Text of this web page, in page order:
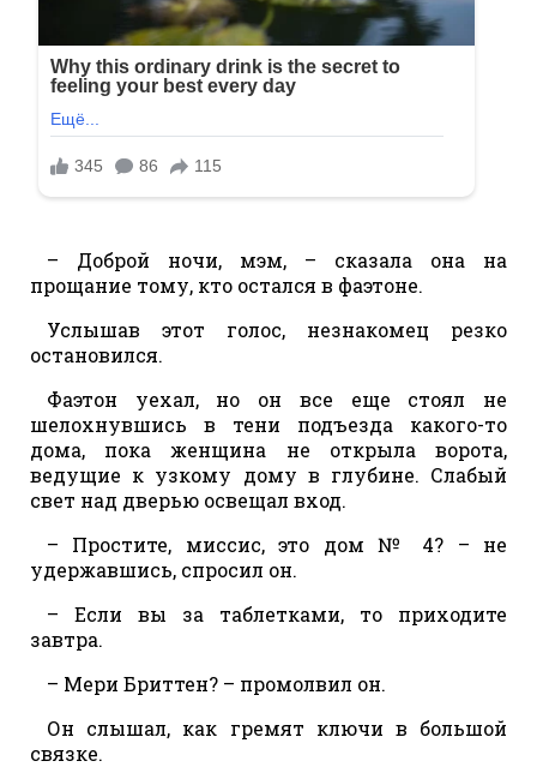
– Доброй ночи, мэм, – сказала она на
прощание тому, кто остался в фаэтоне.
Услышав этот голос, незнакомец резко
остановился.
Фаэтон уехал, но он все еще стоял не
шелохнувшись в тени подъезда какого-то
дома, пока женщина не открыла ворота,
ведущие к узкому дому в глубине. Слабый
свет над дверью освещал вход.
– Простите, миссис, это дом № 4? – не
удержавшись, спросил он.
– Если вы за таблетками, то приходите
завтра.
– Мери Бриттен? – промолвил он.
Он слышал, как гремят ключи в большой
связке.